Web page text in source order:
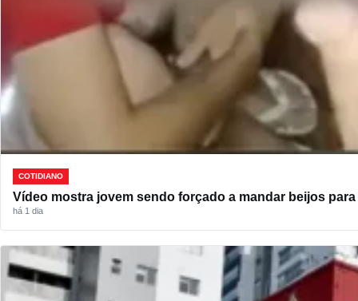
COTIDIANO
Vídeo mostra jovem sendo forçado a mandar beijos
há 1 dia